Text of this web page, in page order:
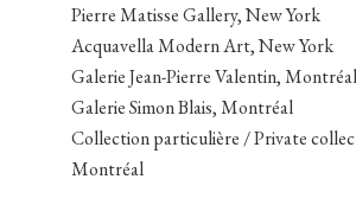
Pierre Matisse Gallery, New York
Acquavella Modern Art, New York
Galerie Jean-Pierre Valentin, Montréal
Galerie Simon Blais, Montréal
Collection particulière / Private
Montréal